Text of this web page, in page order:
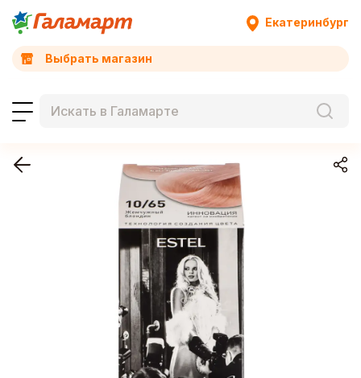
Екатеринбург
Выбрать магазин